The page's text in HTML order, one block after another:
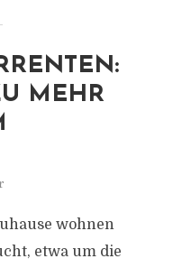
MEHR
wohnen
etwa um die